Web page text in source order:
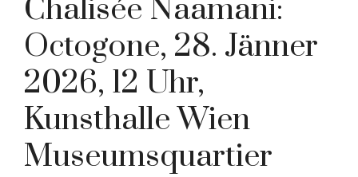
Chalisée Naamani:
Octogone, 28. Jänner
2026, 12 Uhr,
Kunsthalle Wien
Museumsquartier